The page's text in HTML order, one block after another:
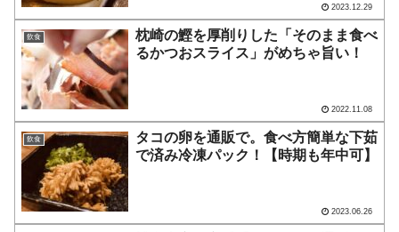
2023.12.29
飲食
枕崎の鰹を厚削りした「そのまま食べ
るかつおスライス」がめちゃ旨い！
2022.11.08
飲食
タコの卵を通販で。食べ方簡単な下茹
で済み冷凍パック！【時期も年中可】
2023.06.26